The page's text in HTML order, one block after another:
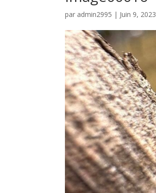
par admin2995 | Juin 9, 2023